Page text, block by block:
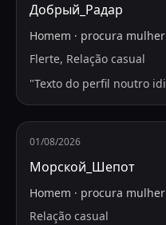
Добрый_Радар
Homem · procura mulher
Flerte, Relação casual
"Texto do perfil noutro
01/08/2026
Морской_Шепот
Homem · procura mulher
Relação casual